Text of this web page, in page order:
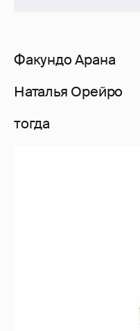
Факундо Арана
Наталья Орейро
тогда